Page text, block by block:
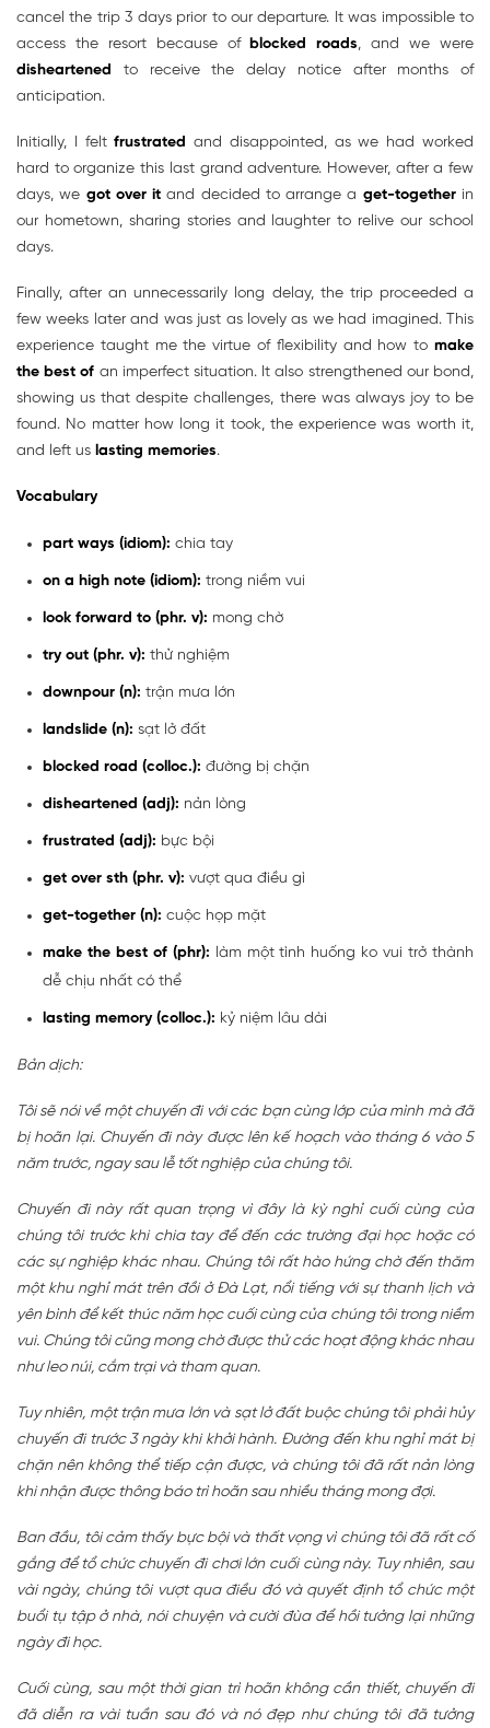
cancel the trip 3 days prior to our departure. It was impossible to
access the resort because of blocked roads, and we were
disheartened to receive the delay notice after months of
anticipation.
Initially, I feltfrustrated and disappointed, as we had worked
hard to organize this last grand adventure. However, after a few
days, we got over itand decided to arrange a get-togetherin
our hometown, sharing stories and laughter to relive our school
days.
Finally, after an unnecessarily long delay, the trip proceeded a
few weeks later and was just as lovely as we had imagined. This
experience taught me the virtue of flexibility and how to make
the best of an imperfect situation. It also strengthened our bond,
showing us that despite challenges, there was always joy to be
found. No matter how long it took, the experience was worth it,
and left us lasting memories.
Vocabulary
part ways (idiom): chia tay
on a high note (idiom): trong niềm vui
look forward to (phr. v): mong chờ
try out (phr. v): thử nghiệm
downpour (n): trận mưa lớn
landslide (n): sạt lở đất
blocked road (colloc.): đường bị chặn
disheartened (adj): nản lòng
frustrated (adj): bực bội
get over sth (phr. v): vượt qua điều gì
get-together (n): cuộc họp mặt
make the best of (phr): làm một tình huống ko vui trở thành
dễ chịu nhất có thể
lasting memory (colloc.): kỷ niệm lâu dài
Bản dịch:
Tôi sẽ nói về một chuyến đi với các bạn cùng lớp của mình mà đã
bị hoãn lại. Chuyến đi này được lên kế hoạch vào tháng 6 vào 5
năm trước, ngay sau lễ tốt nghiệp của chúng tôi.
Chuyến đi này rất quan trọng vì đây là kỳ nghỉ cuối cùng của
chúng tôi trước khi chia tay để đến các trường đại học hoặc có
các sự nghiệp khác nhau. Chúng tôi rất hào hứng chờ đến thăm
một khu nghỉ mát trên đồi ở Đà Lạt, nổi tiếng với sự thanh lịch và
yên bình để kết thúc năm học cuối cùng của chúng tôi trong niềm
vui. Chúng tôi cũng mong chờ được thử các hoạt động khác nhau
như leo núi, cắm trại và tham quan.
Tuy nhiên, một trận mưa lớn và sạt lở đất buộc chúng tôi phải hủy
chuyến đi trước 3 ngày khi khởi hành. Đường đến khu nghỉ mát bị
chặn nên không thể tiếp cận được, và chúng tôi đã rất nản lòng
khi nhận được thông báo trì hoãn sau nhiều tháng mong đợi.
Ban đầu, tôi cảm thấy bực bội và thất vọng vì chúng tôi đã rất cố
gắng để tổ chức chuyến đi chơi lớn cuối cùng này. Tuy nhiên, sau
vài ngày, chúng tôi vượt qua điều đó và quyết định tổ chức một
buổi tụ tập ở nhà, nói chuyện và cười đùa để hồi tưởng lại những
ngày đi học.
Cuối cùng, sau một thời gian trì hoãn không cần thiết, chuyến đi
đã diễn ra vài tuần sau đó và nó đẹp như chúng tôi đã tưởng